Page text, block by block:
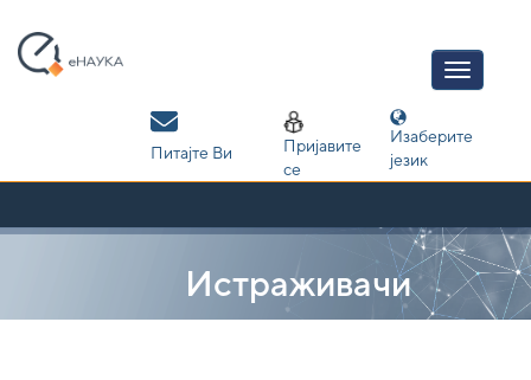
navigation
Питајте Ви
Пријавите
се
Изаберите
језик
Истраживачи